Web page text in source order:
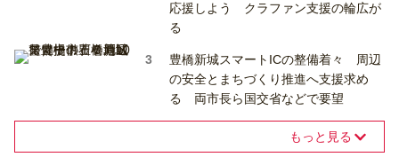
応援しよう クラファン支援の輪広が
る
豊橋新城スマートICの整備着々 周辺
の安全とまちづくり推進へ支援求め
る 両市長ら国交省などで要望
もっと見る